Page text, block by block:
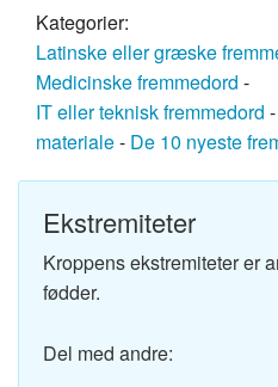
Kategorier:
Latinske eller græske
Medicinske fremmedord -
IT eller teknisk fremmedord -
materiale- De 10 nyeste
Ekstremiteter
Kroppens ekstremiteter er
fødder.
Del med andre: